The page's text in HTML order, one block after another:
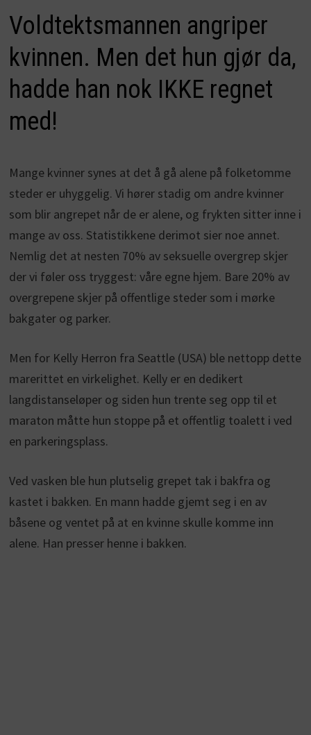
Voldtektsmannen angriper
kvinnen. Men det hun gjør da,
hadde han nok IKKE regnet
med!
Mange kvinner synes at det å gå alene på folketomme
steder er uhyggelig. Vi hører stadig om andre kvinner
som blir angrepet når de er alene, og frykten sitter inne i
mange av oss. Statistikkene derimot sier noe annet.
Nemlig det at nesten 70% av seksuelle overgrep skjer
der vi føler oss tryggest: våre egne hjem. Bare 20% av
overgrepene skjer på offentlige steder som i mørke
bakgater og parker.
Men for Kelly Herron fra Seattle (USA) ble nettopp dette
marerittet en virkelighet. Kelly er en dedikert
langdistanseløper og siden hun trente seg opp til et
maraton måtte hun stoppe på et offentlig toalett i ved
en parkeringsplass.
Ved vasken ble hun plutselig grepet tak i bakfra og
kastet i bakken. En mann hadde gjemt seg i en av
båsene og ventet på at en kvinne skulle komme inn
alene. Han presser henne i bakken.